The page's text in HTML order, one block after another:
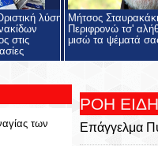
λύση
στις
Μήτσος
Περιφρονώ τσ'
μισώ τα ψέματά
των
ΡΟΗ
Επάγγελμα